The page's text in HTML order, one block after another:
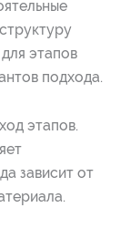
этапов
подхода.
этапов.
зависит от